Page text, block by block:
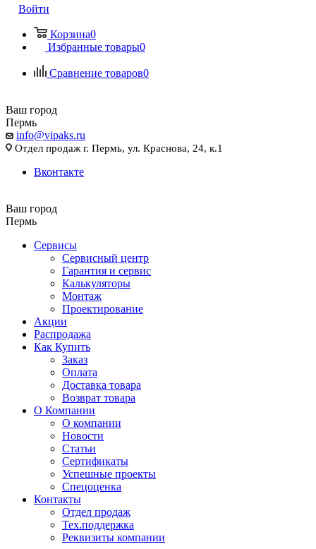
Войти
Корзина0
Избранные товары0
Сравнение товаров0
Ваш город
Пермь
info@vipaks.ru
Отдел продаж г. Пермь, ул. Краснова, 24, к.1
Вконтакте
Ваш город
Пермь
Сервисы
Сервисный центр
Гарантия и сервис
Калькуляторы
Монтаж
Проектирование
Акции
Распродажа
Как Купить
Заказ
Оплата
Доставка товара
Возврат товара
О Компании
О компании
Новости
Статьи
Сертификаты
Успешные проекты
Спецоценка
Контакты
Отдел продаж
Тех.поддержка
Реквизиты компании